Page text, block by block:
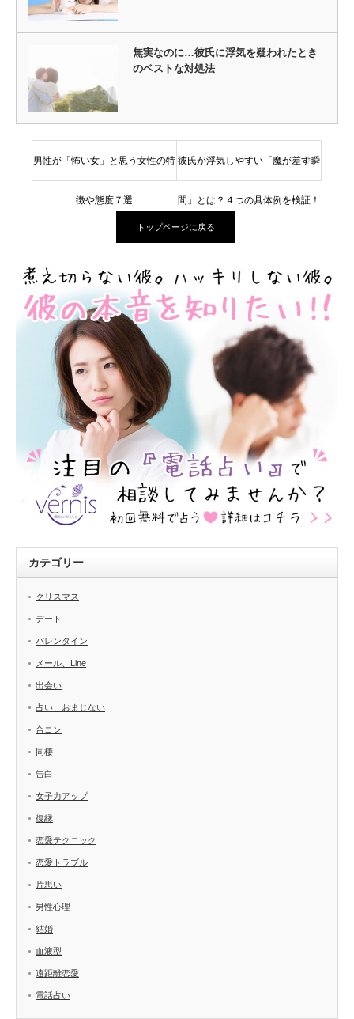
無実なのに…彼氏に浮気を疑われたとき
のベストな対処法
男性が「怖い女」と思う女性の特
徴や態度７選
彼氏が浮気しやすい「魔が差す瞬
間」とは？４つの具体例を検証！
トップページに戻る
カテゴリー
クリスマス
デート
バレンタイン
メール、Line
出会い
占い、おまじない
合コン
同棲
告白
女子力アップ
復縁
恋愛テクニック
恋愛トラブル
片思い
男性心理
結婚
血液型
遠距離恋愛
電話占い